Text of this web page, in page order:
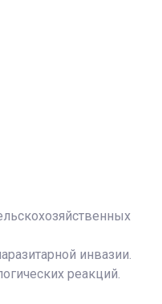
инвазии.
реакций.